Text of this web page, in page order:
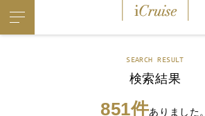
SEARCH RESULT
検索結果
851件ありました。